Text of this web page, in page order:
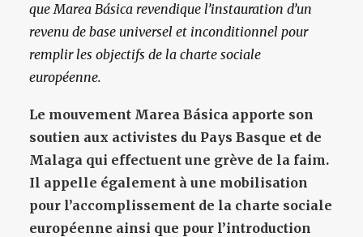
que Marea Básica revendique l’instauration d’un
revenu de base universel et inconditionnel pour
remplir les objectifs de la charte sociale
européenne.
Le mouvement Marea Básica apporte son
soutien aux activistes du Pays Basque et de
Malaga qui effectuent une grève de la faim.
Il appelle également à une mobilisation
pour l’accomplissement de la charte sociale
européenne ainsi que pour l’introduction